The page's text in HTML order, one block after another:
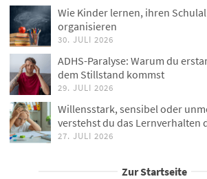
Wie Kinder lernen, ihren
organisieren
30. JULI 2026
ADHS-Paralyse: Warum du
dem Stillstand kommst
29. JULI 2026
Willensstark, sensibel oder
verstehst du das Lernverhalten
27. JULI 2026
Zur Startseite